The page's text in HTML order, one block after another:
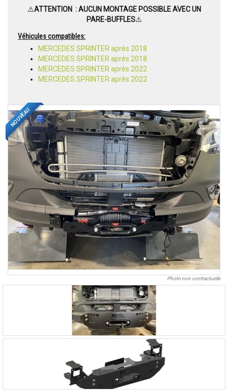
⚠️ATTENTION : AUCUN MONTAGE POSSIBLE AVEC UN
PARE-BUFFLES⚠️
Véhicules compatibles:
MERCEDES SPRINTER après 2018
MERCEDES SPRINTER après 2018
MERCEDES SPRINTER après 2022
MERCEDES SPRINTER après 2022
NOUVEAU
Photo non contractuelle